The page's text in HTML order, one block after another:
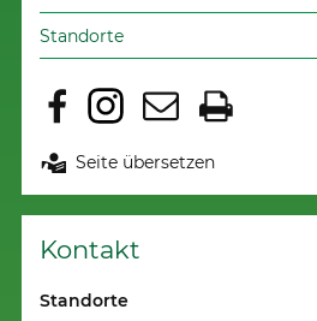
Standorte
Seite übersetzen
Kontakt
Standorte